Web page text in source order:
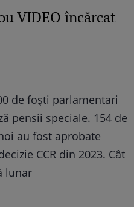
VIDEO încărcat
de foști parlamentari
pensii speciale. 154 de
au fost aprobate
CCR din 2023. Cât
lunar